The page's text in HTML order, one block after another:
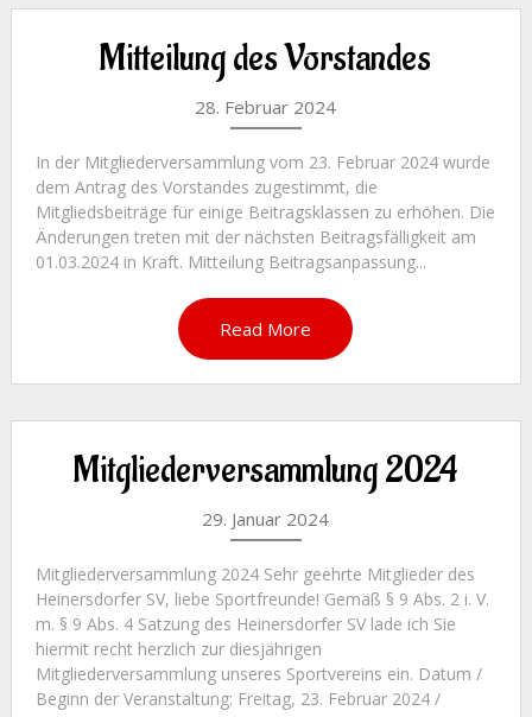
Mitteilung des Vorstandes
28. Februar 2024
In der Mitgliederversammlung vom 23. Februar 2024 wurde
dem Antrag des Vorstandes zugestimmt, die
Mitgliedsbeiträge für einige Beitragsklassen zu erhöhen. Die
Änderungen treten mit der nächsten Beitragsfälligkeit am
01.03.2024 in Kraft. Mitteilung Beitragsanpassung...
Read More
Mitgliederversammlung 2024
29. Januar 2024
Mitgliederversammlung 2024 Sehr geehrte Mitglieder des
Heinersdorfer SV, liebe Sportfreunde! Gemäß § 9 Abs. 2 i. V.
m. § 9 Abs. 4 Satzung des Heinersdorfer SV lade ich Sie
hiermit recht herzlich zur diesjährigen
Mitgliederversammlung unseres Sportvereins ein. Datum /
Beginn der Veranstaltung: Freitag, 23. Februar 2024 /